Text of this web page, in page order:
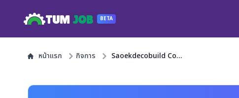
TUM JOB BETA
หน้าแรก กิจการ Saoekdecobuild Co.,Ltd